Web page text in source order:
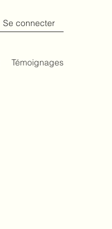
Se connecter
Témoignages